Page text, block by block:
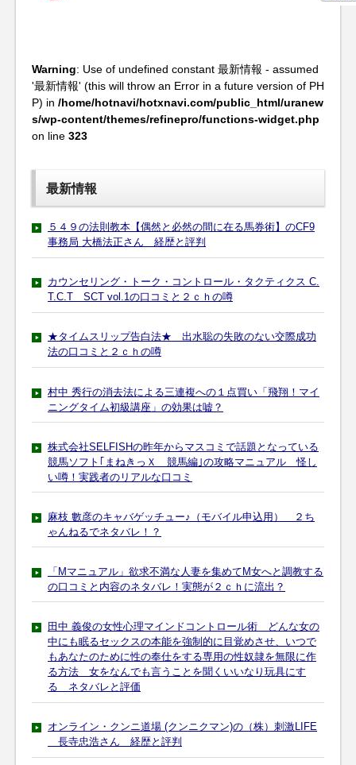
Warning: Use of undefined constant 最新情報 - assumed
'最新情報' (this will throw an Error in a future version of PH
P) in /home/hotnavi/hotxnavi.com/public_html/uranew
s/wp-content/themes/refinepro/functions-widget.php
on line 323
最新情報
５４９の法則教本【偶然と必然の間に在る馬券術】のCF9
事務局 大橋法正さん 経歴と評判
カウンセリング・トーク・コントロール・タクティクス C.
T.C.T SCT vol.1の口コミと２ｃｈの噂
★タイムスリップ告白法★ 出水聡の失敗のない交際成功
法の口コミと２ｃｈの噂
村中 秀行の消去法による三連複への１点買い「飛翔！マイ
ニングタイム初級講座」の効果は嘘？
株式会社SELFISHの昨年からマスコミで話題となっている
競馬ソフト｢まねきっＸ 競馬編｣の攻略マニュアル 怪し
い噂！実践者のリアルな口コミ
麻枝 數彦のキャバゲッチュー♪（モバイル申込用） ２ち
ゃんねるでネタバレ！？
「Mマニュアル」欲求不満な人妻を集めてM女へと調教する
の口コミと内容のネタバレ！実態が２ｃｈに流出？
田中 義俊の女性心理マインドコントロール術 どんな女の
中にも眠るセックスの本能を強制的に目覚めさせ、いつで
もあなたのために性の奉仕をする専用の性奴隷を無限に作
る方法 女をなんでも言うことを聞くいいなり玩具にす
る ネタバレと評価
オンライン・クンニ道場 (クンニクマン)の（株）刺激LIFE
長寺忠浩さん 経歴と評判